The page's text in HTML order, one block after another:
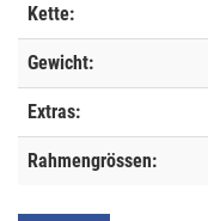
Kette:
Gewicht:
Extras:
Rahmengrössen: